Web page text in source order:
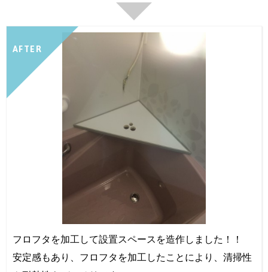
AFTER
フロフタを加工して設置スペースを造作しました！！
安定感もあり、フロフタを加工したことにより、清掃性